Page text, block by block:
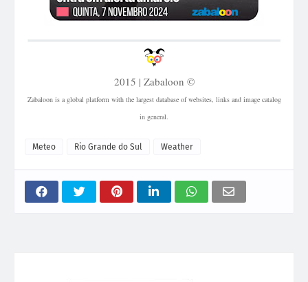
2015 | Zabaloon ©
Zabaloon is a global platform with the largest database of websites, links and image catalog
in general.
Meteo Rio Grande do Sul Weather